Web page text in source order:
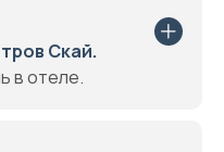
Скай.
в отеле.